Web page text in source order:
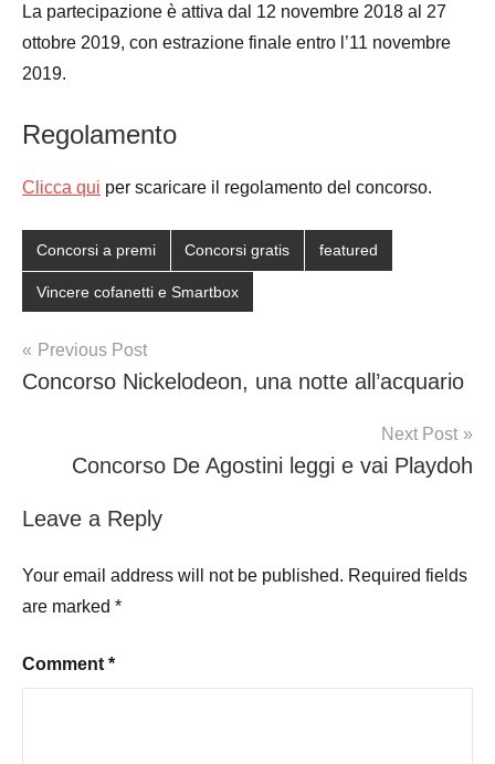
La partecipazione è attiva dal 12 novembre 2018 al 27
ottobre 2019, con estrazione finale entro l’11 novembre
2019.
Regolamento
Clicca qui per scaricare il regolamento del concorso.
Concorsi a premi Concorsi gratis featured
Vincere cofanetti e Smartbox
Post
navigation
Previous Post
Concorso Nickelodeon, una notte all’acquario
Next Post
Concorso De Agostini leggi e vai Playdoh
Leave a Reply
Your email address will not be published. Required fields
are marked *
Comment *